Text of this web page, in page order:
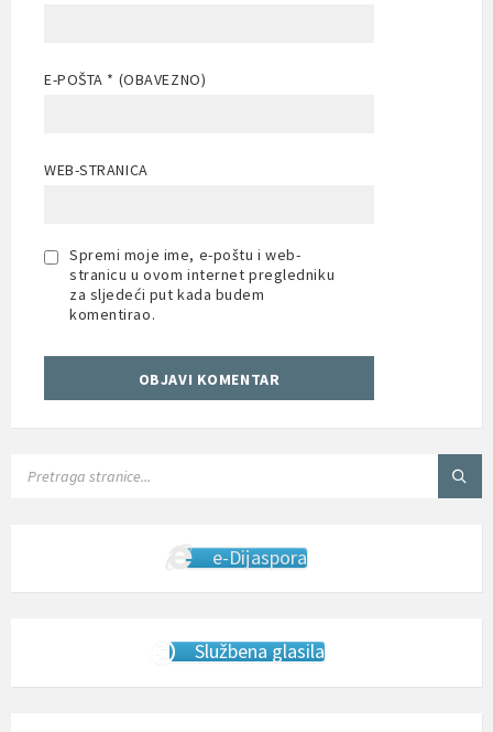
E-POŠTA * (OBAVEZNO)
WEB-STRANICA
Spremi moje ime, e-poštu i web-
stranicu u ovom internet pregledniku
za sljedeći put kada budem
komentirao.
e-Dijaspora
Službena glasila